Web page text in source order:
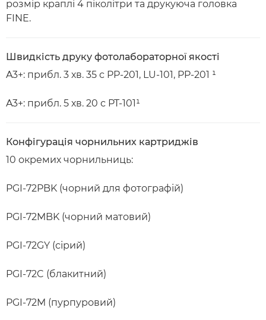
розмір краплі 4 піколітри та друкуюча головка
FINE.
Швидкість друку фотолабораторної якості
A3+: прибл. 3 хв. 35 с PP-201, LU-101, PP-201 ¹
A3+: прибл. 5 хв. 20 с PT-101¹
Конфігурація чорнильних картриджів
10 окремих чорнильниць:
PGI-72PBK (чорний для фотографій)
PGI-72MBK (чорний матовий)
PGI-72GY (сірий)
PGI-72C (блакитний)
PGI-72M (пурпуровий)